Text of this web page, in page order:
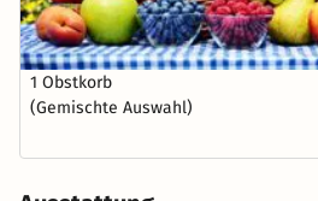
1 Obstkorb
(Gemischte Auswahl)